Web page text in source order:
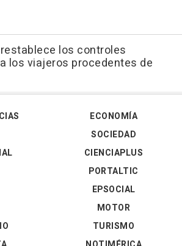
los controles
los viajeros procedentes de
ECONOMÍA
SOCIEDAD
CIENCIAPLUS
PORTALTIC
EPSOCIAL
MOTOR
TURISMO